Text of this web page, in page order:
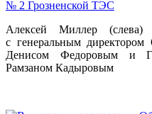
Алексей Миллер (слева)
с генеральным
Денисом Федоровым и
Рамзаном Кадыровым